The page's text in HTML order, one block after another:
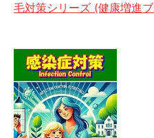
毛対策シリーズ (健康増進